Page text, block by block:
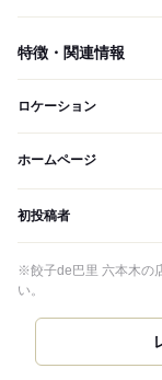
特徴・関連情報
ロケーション
ホームページ
初投稿者
※餃子de巴里 六本木の
い。